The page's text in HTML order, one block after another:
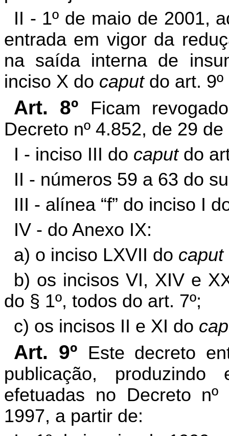
II - 1º de maio de 2001,
entrada em vigor da
na saída interna de
inciso X do caputdo art. 9º
Art. 8º
Ficam
Decreto nº 4.852, de 29
I - inciso III do caputdo
II - números 59 a 63 do
III - alínea “f” do inciso I
IV - do Anexo IX:
a) o inciso LXVII do caput
b) os incisos VI, XIV e
do § 1º, todos do art. 7º;
c) os incisos II e XI do
Art. 9º Este decreto
publicação,
efetuadas no Decreto
1997, a partir de: